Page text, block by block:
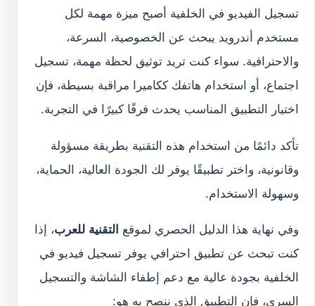
تسجيل الفيديو في الخلفية أصبح ميزة مهمة لكل
مستخدم أندرويد يبحث عن الخصوصية، السرعة،
والاحترافية. سواء كنت تريد توثيق لحظة مهمة، تسجيل
اجتماع، أو استخدام هاتفك ككاميرا مراقبة بسيطة، فإن
اختيار التطبيق المناسب يحدث فرقًا كبيرًا في التجربة.
تأكد دائمًا من استخدام هذه التقنية بطريقة مسؤولة
وقانونية، واختر تطبيقًا يوفر لك الجودة العالية، الحماية،
وسهولة الاستخدام.
وفي نهاية هذا الدليل الحصري لموقع التقنية للعرب، إذا
كنت تبحث عن تطبيق احترافي يوفر تسجيل فيديو في
الخلفية بجودة عالية مع دعم إطفاء الشاشة والتسجيل
السري، فإن التطبيق الذي ننصح به هو: